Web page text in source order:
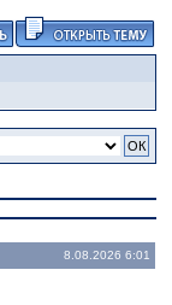
8.08.2026 6:01